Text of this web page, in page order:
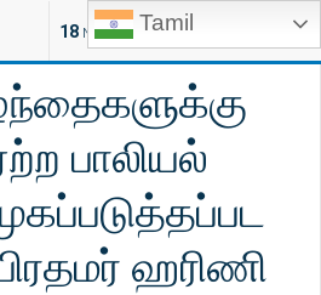
Tamil
18 NEW ARTICLES
பாலியல்
ஹரிணி